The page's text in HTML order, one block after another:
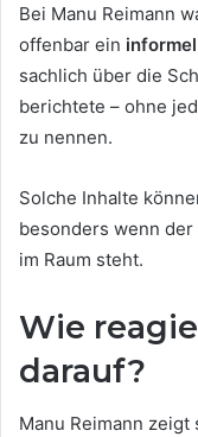
Bei Manu Reimann
offenbar ein
sachlich über die
berichtete – ohne
zu nennen.
Solche Inhalte
besonders wenn
im Raum steht.
Wie
darauf?
Manu Reimann